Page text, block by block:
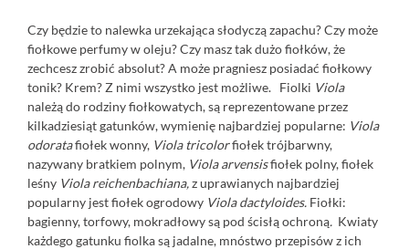
Czy będzie to nalewka urzekająca słodyczą zapachu? Czy może
fiołkowe perfumy w oleju? Czy masz tak dużo fiołków, że
zechcesz zrobić absolut? A może pragniesz posiadać fiołkowy
tonik? Krem? Z nimi wszystko jest możliwe. Fiolki Viola
należą do rodziny fiołkowatych, są reprezentowane przez
kilkadziesiąt gatunków, wymienię najbardziej popularne: Viola
odoratafiołek wonny, Viola tricolorfiołek trójbarwny,
nazywany bratkiem polnym, Viola arvensisfiołek polny, fiołek
leśny Viola reichenbachiana,z uprawianych najbardziej
popularny jest fiołek ogrodowy Viola dactyloides. Fiołki:
bagienny, torfowy, mokradłowy są pod ścisłą ochroną. Kwiaty
każdego gatunku fiolka są jadalne, mnóstwo przepisów z ich